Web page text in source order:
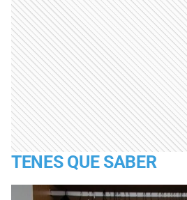
TENES QUE SABER